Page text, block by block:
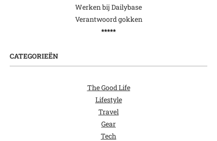
Werken bij Dailybase
Verantwoord gokken
*****
CATEGORIEËN
The Good Life
Lifestyle
Travel
Gear
Tech